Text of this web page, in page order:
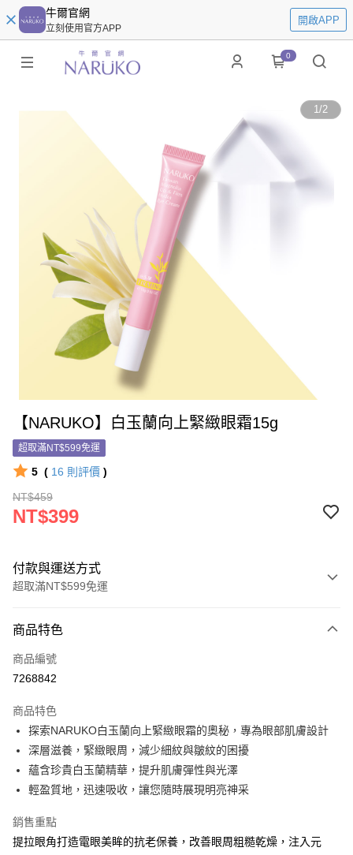
牛爾官網
立刻使用官方APP
開啟APP
0
1/2
【NARUKO】白玉蘭向上緊緻眼霜15g
超取滿NT$599免運
5 ( 16 則評價 )
NT$459
NT$399
付款與運送方式
超取滿NT$599免運
信用卡一次付款
信用卡分期付款
合作金庫商業銀行
華南商業銀行
彰化商業銀行
上海商業儲蓄銀行
台北富邦商業銀行
國泰世華商業銀行
兆豐國際商業銀行
臺灣中小企業銀行
台中商業銀行
聯邦商業銀行
元大商業銀行
永豐商業銀行
6 期 0 利率 每期
華南商業銀行
彰化商業銀行
上海商業儲蓄銀行
台北富邦商業銀行
國泰世華商業銀行
兆豐國際商業銀行
匯豐（台灣）商業銀行
聯邦商業銀行
遠東國際商業銀行
超商取貨付款
LINE Pay
街口支付
商品特色
商品編號
7268842
商品特色
探索NARUKO白玉蘭向上緊緻眼霜的奧秘，專為眼部肌膚設計
深層滋養，緊緻眼周，減少細紋與皺紋的困擾
蘊含珍貴白玉蘭精華，提升肌膚彈性與光澤
輕盈質地，迅速吸收，讓您隨時展現明亮神采
銷售重點
提拉眼角打造電眼美眸的抗老保養，改善眼周粗糙乾燥，注入元